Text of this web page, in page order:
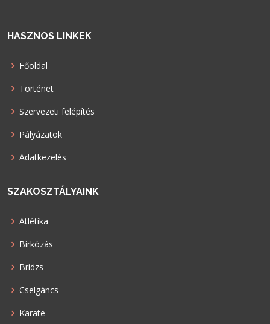
HASZNOS LINKEK
Főoldal
Történet
Szervezeti felépítés
Pályázatok
Adatkezelés
SZAKOSZTÁLYAINK
Atlétika
Birkózás
Bridzs
Cselgáncs
Karate